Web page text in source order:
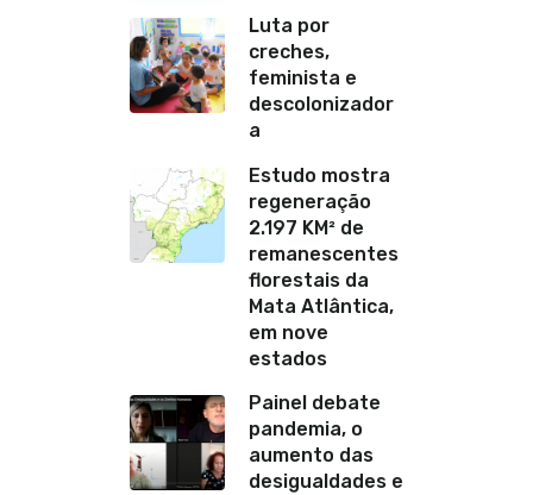
Luta por
creches,
feminista e
descolonizador
a
Estudo mostra
regeneração
2.197 KM² de
remanescentes
florestais da
Mata Atlântica,
em nove
estados
Painel debate
pandemia, o
aumento das
desigualdades e